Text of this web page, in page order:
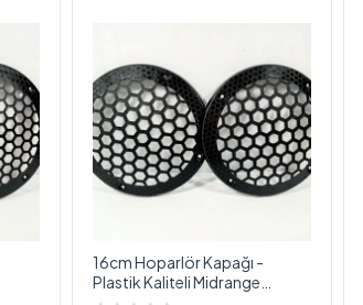
16cm Hoparlör Kapağı -
Plastik Kaliteli Midrange